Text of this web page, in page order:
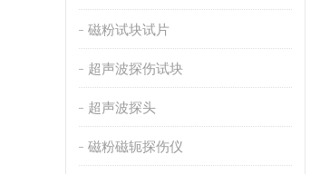
磁粉试块试片
超声波探伤试块
超声波探头
磁粉磁轭探伤仪